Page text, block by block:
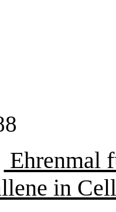
Ehrenmal
in